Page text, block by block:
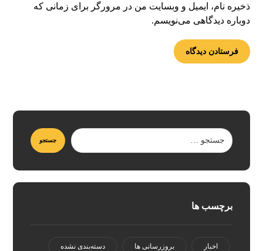
ذخیره نام، ایمیل و وبسایت من در مرورگر برای زمانی که
دوباره دیدگاهی می‌نویسم.
برچسب ها
اخبار بروزرسانی ها دسته‌بندی نشده